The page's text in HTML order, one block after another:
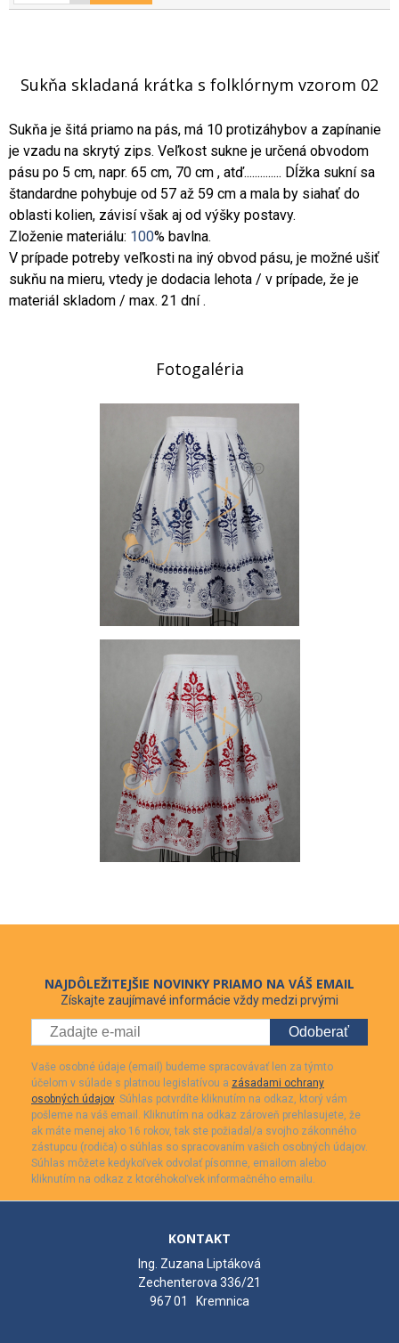
Sukňa skladaná krátka s folklórnym vzorom 02
Sukňa je šitá priamo na pás, má 10 protizáhybov a zapínanie
je vzadu na skrytý zips. Veľkost sukne je určená obvodom
pásu po 5 cm, napr. 65 cm, 70 cm , atď.............. Dĺžka sukní sa
štandardne pohybuje od 57 až 59 cm a mala by siahať do
oblasti kolien, závisí však aj od výšky postavy.
Zloženie materiálu: 100% bavlna.
V prípade potreby veľkosti na iný obvod pásu, je možné ušiť
sukňu na mieru, vtedy je dodacia lehota / v prípade, že je
materiál skladom / max. 21 dní .
Fotogaléria
NAJDÔLEŽITEJŠIE NOVINKY PRIAMO NA VÁŠ EMAIL
Získajte zaujímavé informácie vždy medzi prvými
Odoberať
Vaše osobné údaje (email) budeme spracovávať len za týmto
účelom v súlade s platnou legislatívou a zásadami ochrany
osobných údajov. Súhlas potvrdíte kliknutím na odkaz, ktorý vám
pošleme na váš email. Kliknutím na odkaz zároveň prehlasujete, že
ak máte menej ako 16 rokov, tak ste požiadal/a svojho zákonného
zástupcu (rodiča) o súhlas so spracovaním vašich osobných údajov.
Súhlas môžete kedykoľvek odvolať písomne, emailom alebo
kliknutím na odkaz z ktoréhokoľvek informačného emailu.
KONTAKT
Ing. Zuzana Liptáková
Zechenterova 336/21
967 01 Kremnica